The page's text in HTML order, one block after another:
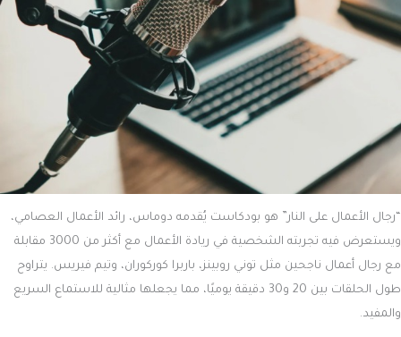
“رجال الأعمال على النار” هو بودكاست يُقدمه دوماس، رائد الأعمال العصامي،
ويستعرض فيه تجربته الشخصية في ريادة الأعمال مع أكثر من 3000 مقابلة
مع رجال أعمال ناجحين مثل توني روبينز، باربرا كوركوران، وتيم فيريس. يتراوح
طول الحلقات بين 20 و30 دقيقة يوميًا، مما يجعلها مثالية للاستماع السريع
والمفيد.